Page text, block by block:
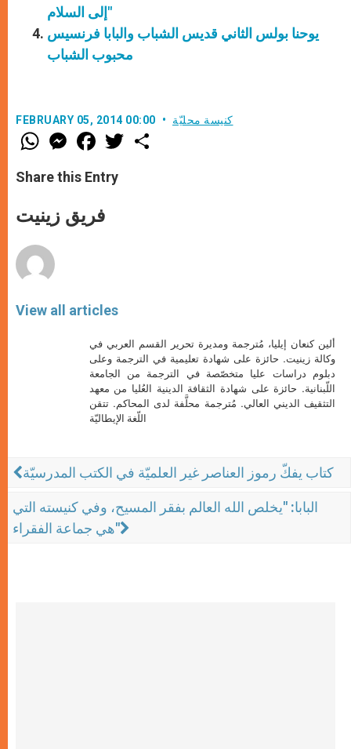
إلى السلام"
يوحنا بولس الثاني قديس الشباب والبابا فرنسيس
محبوب الشباب
FEBRUARY 05, 2014 00:00 كنيسة محليّة
W
h
t
s
p
p
M
e
s
e
g
e
F
a
e
b
o
k
w
Share this Entry
فريق زينيت
View all articles
ألين كنعان إيليا، مُترجمة ومديرة تحرير القسم العربي في
وكالة زينيت. حائزة على شهادة تعليمية في الترجمة وعلى
دبلوم دراسات عليا متخصّصة في الترجمة من الجامعة
اللّبنانية. حائزة على شهادة الثقافة الدينية العُليا من معهد
التثقيف الديني العالي. مُترجمة محلَّفة لدى المحاكم. تتقن
اللّغة الإيطاليّة
كتاب يفكّ رموز العناصر غير العلميّة في الكتب المدرسيّة
البابا: "يخلص الله العالم بفقر المسيح، وفي كنيسته التي
هي جماعة الفقراء"